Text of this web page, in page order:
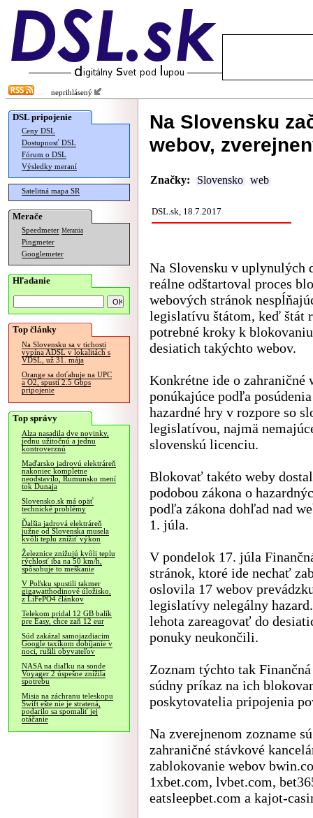
neprihlásený
DSL pripojenie
Ceny DSL
Dostupnosť DSL
Fórum o DSL
Výsledky meraní
Satelitná mapa SR
Merače
Speedmeter Merania
Pingmeter
Googlemeter
Hľadanie
Top články
Na Slovensku sa v tichosti
vypína ADSL v lokalitách s
VDSL, už 31. mája
Orange sa doťahuje na UPC
a O2, spustí 2.5 Gbps
pripojenie
Top správy
Alza nasadila dve novinky,
jednu užitočnú a jednu
kontroverznú
Maďarsko jadrovú elektráreň
nakoniec kompletne
neodstavilo, Rumunsko mení
tok Dunaja
Slovensko.sk má opäť
technické problémy
Ďalšia jadrová elektráreň
južne od Slovenska musela
kvôli teplu znížiť výkon
Železnice znižujú kvôli teplu
rýchlosť iba na 50 km/h,
spôsobuje to meškanie
V Poľsku spustili takmer
gigawatthodinové úložisko,
z LiFePO4 článkov
Telekom pridal 12 GB balík
pre Easy, chce zaň 12 eur
Súd zakázal samojazdiacim
Google taxíkom dobíjanie v
noci, rušili obyvateľov
NASA na diaľku na sonde
Voyager 2 úspešne znížila
spotrebu
Misia na záchranu teleskopu
Swift ešte nie je stratená,
podarilo sa spomaliť jej
otáčanie
Na Slovensku
webov,
Značky: Slovensko web
DSL.sk, 18.7.2017
Na Slovensku v uplynulých
reálne odštartoval proces
webových stránok
legislatívu štátom, keď štát
potrebné kroky k
desiatich takýchto webov.
Konkrétne ide o zahraničné
ponúkajúce podľa
hazardné hry v rozpore so
legislatívou, najmä
slovenskú licenciu.
Blokovať takéto weby
podobou zákona o
podľa zákona dohľad nad
1. júla.
V pondelok 17. júla
stránok, ktoré ide nechať
oslovila 17 webov
legislatívy nelegálny
lehota zareagovať do
ponuky neukončili.
Zoznam týchto tak
súdny príkaz na ich
poskytovatelia pripojenia
Na zverejnenom zozname
zahraničné stávkové
zablokovanie webov
1xbet.com, lvbet.com,
eatsleepbet.com a kajot-